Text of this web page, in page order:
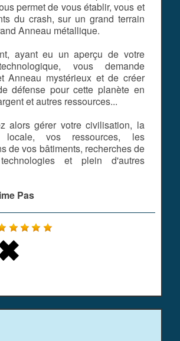
permet de vous établir, vous et
du crash, sur un grand terrain
Anneau métallique.
ayant eu un aperçu de votre
vous demande
Anneau mystérieux et de créer
défense pour cette planète en
et autres ressources...
alors gérer votre civilisation, la
locale, vos ressources, les
de vos bâtiments, recherches de
et plein d'autres
Pas